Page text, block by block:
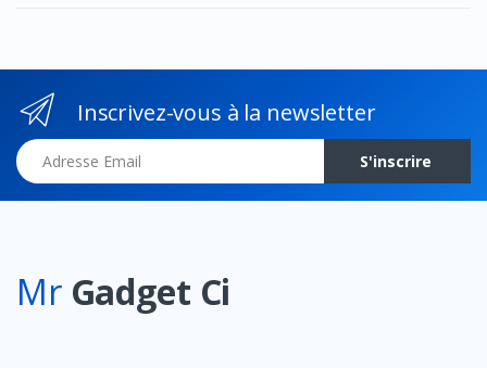
Inscrivez-vous à la newsletter
Adresse Email
S'inscrire
Mr Gadget Ci